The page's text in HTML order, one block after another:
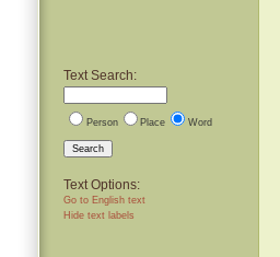
Text Search:
Person Place Word
Search
Text Options:
Go to English text
Hide text labels